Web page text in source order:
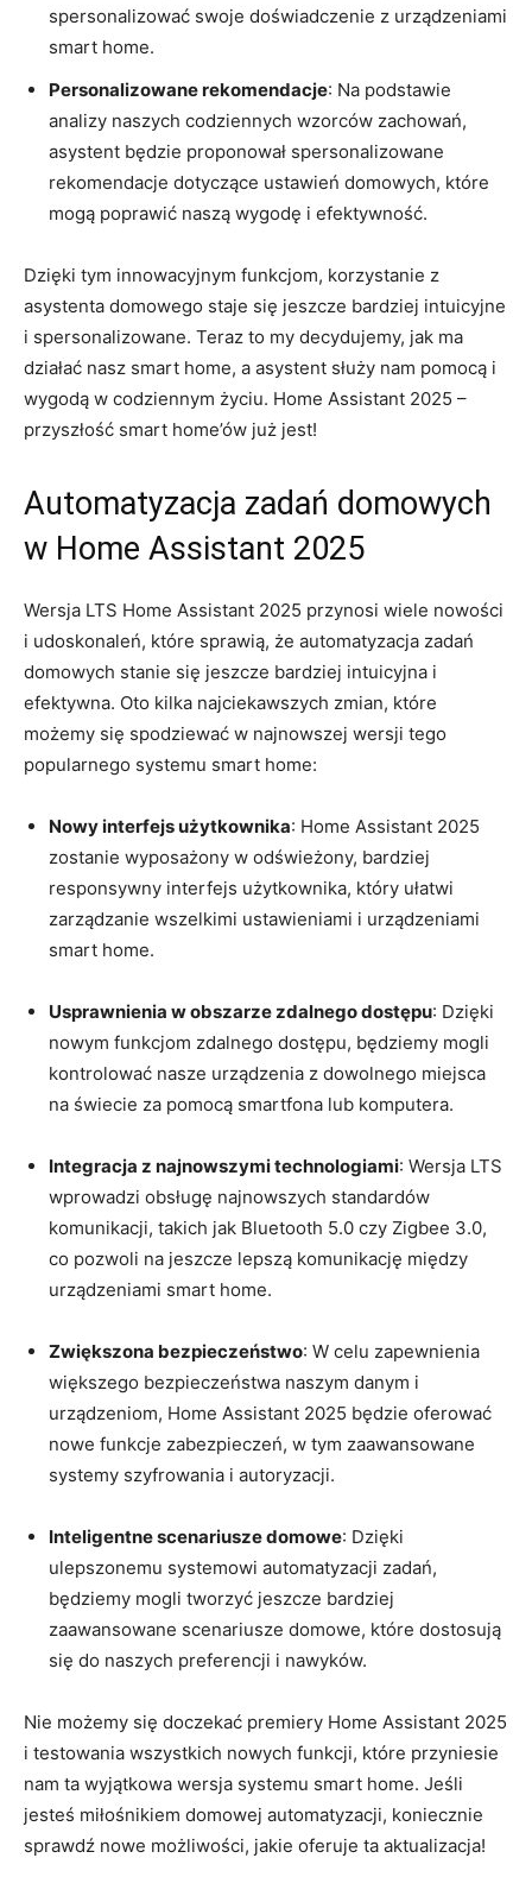
spersonalizować swoje doświadczenie z urządzeniami
​smart home.
Personalizowane rekomendacje: Na podstawie‌
analizy naszych codziennych wzorców zachowań,
⁢asystent będzie proponował​ spersonalizowane
rekomendacje dotyczące ustawień domowych, ‍które
mogą⁣ poprawić naszą wygodę i efektywność.
Dzięki tym innowacyjnym funkcjom, korzystanie z
asystenta domowego staje się jeszcze ⁤bardziej intuicyjne‍
i spersonalizowane. Teraz to my decydujemy, jak ma
działać nasz smart ‌home, a asystent służy ‍nam pomocą i ​
wygodą w codziennym życiu. Home Assistant 2025 –
przyszłość smart⁣ home’ów‍ już jest!
Automatyzacja zadań ⁣domowych
w⁤ Home Assistant 2025
Wersja ‌LTS⁣ Home Assistant 2025 przynosi wiele nowości
i udoskonaleń, ​które sprawią, że automatyzacja zadań
domowych stanie się ‌jeszcze ⁣bardziej ​intuicyjna ​i
‍efektywna.​ Oto ⁢kilka najciekawszych⁣ zmian, ​które
możemy⁤ się spodziewać w najnowszej wersji⁣ tego
popularnego ⁣systemu​ smart home:
Nowy interfejs ⁣użytkownika: Home Assistant 2025
zostanie wyposażony w odświeżony, bardziej ​
responsywny interfejs użytkownika, ⁢który ułatwi
zarządzanie ‍wszelkimi ustawieniami i urządzeniami
smart home.
Usprawnienia w obszarze ​zdalnego dostępu: Dzięki
nowym funkcjom​ zdalnego dostępu, ‌będziemy mogli
kontrolować nasze urządzenia z dowolnego miejsca‌
na⁤ świecie za pomocą smartfona lub komputera.
Integracja z ⁤najnowszymi technologiami: Wersja LTS
wprowadzi⁢ obsługę⁣ najnowszych ‌standardów
komunikacji,​ takich jak Bluetooth 5.0 czy Zigbee 3.0,
co pozwoli na jeszcze lepszą komunikację ‍między
urządzeniami⁣ smart⁤ home.
Zwiększona bezpieczeństwo: W celu zapewnienia
⁢większego bezpieczeństwa naszym danym i
urządzeniom, Home Assistant 2025 będzie ‍oferować⁢
nowe funkcje zabezpieczeń, w tym ‍zaawansowane‍
systemy szyfrowania i autoryzacji.
Inteligentne scenariusze domowe: Dzięki
ulepszonemu systemowi ‍automatyzacji zadań,
będziemy mogli tworzyć jeszcze bardziej
⁤zaawansowane scenariusze domowe, które dostosują
się⁣ do naszych preferencji i ‌nawyków.
Nie możemy się doczekać premiery​ Home Assistant 2025
i testowania⁤ wszystkich nowych⁢ funkcji, które przyniesie
nam ⁣ta wyjątkowa ‌wersja systemu smart home. Jeśli⁢
jesteś miłośnikiem domowej automatyzacji,⁤ koniecznie
sprawdź nowe możliwości, jakie oferuje ta aktualizacja!